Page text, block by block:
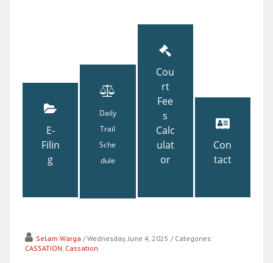
E-
Filin
g
Daily
Trail
Sche
dule
Cou
rt
Fee
s
Calc
ulat
or
Con
tact
Selam Warga / Wednesday, June 4, 2025 / Categories:
CASSATION, Cassation